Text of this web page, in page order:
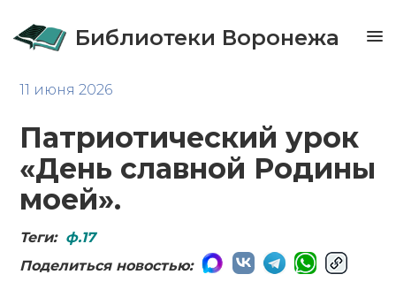
Библиотеки Воронежа
11 июня 2026
Патриотический урок
«День славной Родины
моей».
Теги: ф.17
Поделиться новостью: